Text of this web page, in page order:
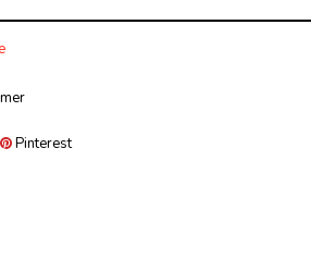
Pinterest